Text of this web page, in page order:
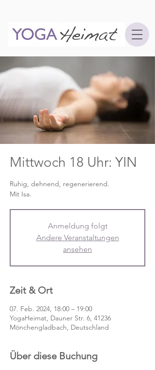
Mittwoch 18 Uhr: YIN
Ruhig, dehnend, regenerierend.
Mit Isa.
Anmeldung folgt
Andere Veranstaltungen
ansehen
Zeit & Ort
07. Feb. 2024, 18:00 – 19:00
YogaHeimat, Dauner Str. 6, 41236
Mönchengladbach, Deutschland
Über diese Buchung